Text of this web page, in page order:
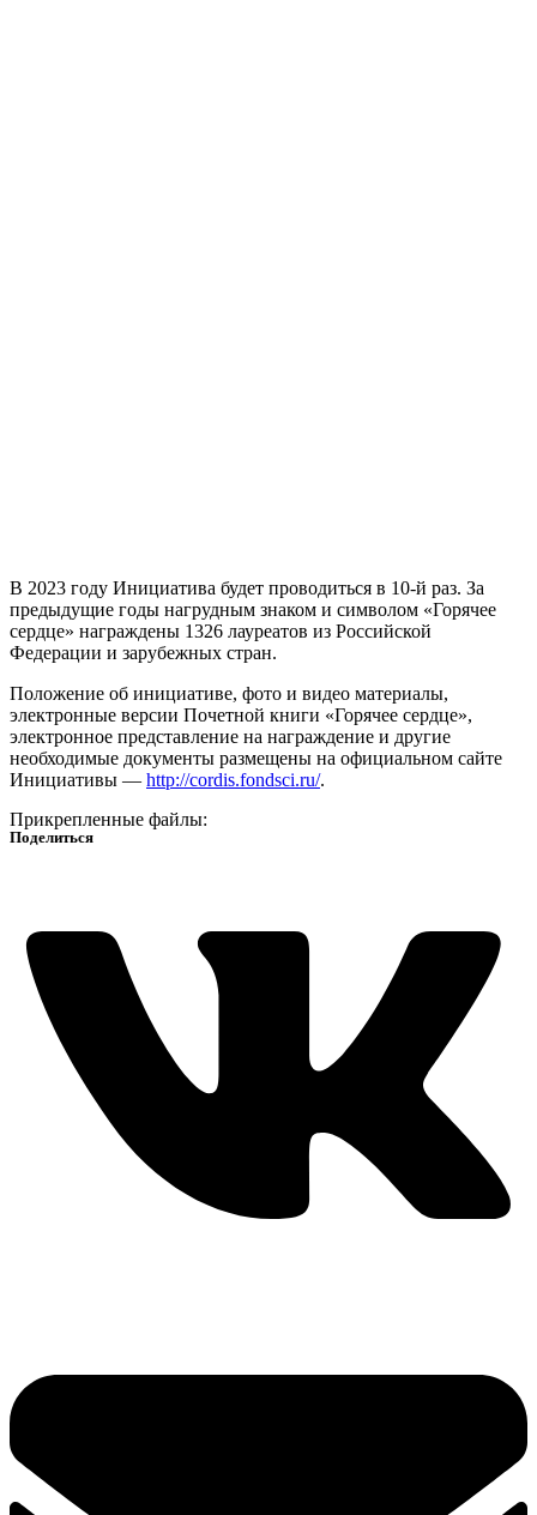
В 2023 году Инициатива будет проводиться в 10-й раз. За
предыдущие годы нагрудным знаком и символом «Горячее
сердце» награждены 1326 лауреатов из Российской
Федерации и зарубежных стран.
Положение об инициативе, фото и видео материалы,
электронные версии Почетной книги «Горячее сердце»,
электронное представление на награждение и другие
необходимые документы размещены на официальном сайте
Инициативы — http://cordis.fondsci.ru/.
Прикрепленные файлы:
Поделиться